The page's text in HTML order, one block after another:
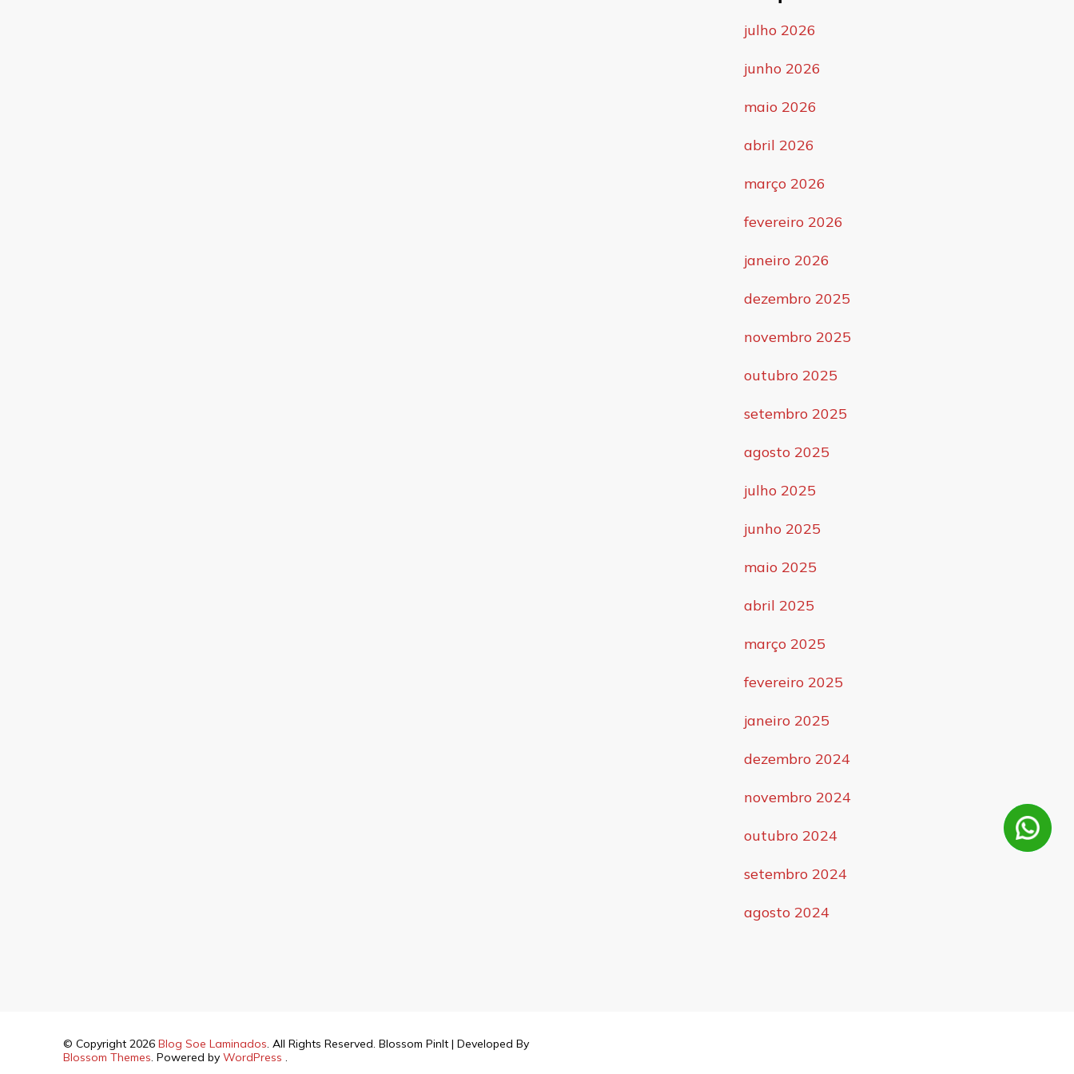
julho 2026
junho 2026
maio 2026
abril 2026
março 2026
fevereiro 2026
janeiro 2026
dezembro 2025
novembro 2025
outubro 2025
setembro 2025
agosto 2025
julho 2025
junho 2025
maio 2025
abril 2025
março 2025
fevereiro 2025
janeiro 2025
dezembro 2024
novembro 2024
outubro 2024
setembro 2024
agosto 2024
© Copyright 2026 Blog Soe Laminados. All Rights Reserved. Blossom PinIt | Developed By
Blossom Themes. Powered by WordPress .